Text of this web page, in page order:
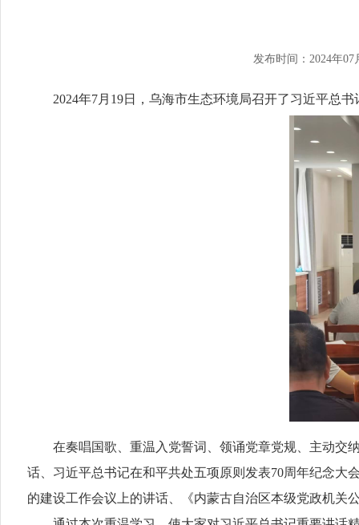
发布时间：2024年07
2024年7月19日，乌海市生态环境局召开了习近平总书
在奏唱国歌、重温入党誓词、领诵党章党规、主动交
话、习近平总书记在和平共处五项原则发表70周年纪念大
的建设工作会议上的讲话、《内蒙古自治区本级党政机关